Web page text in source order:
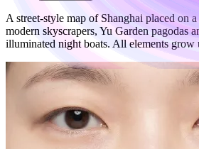
A street-style map of Shanghai placed on
modern skyscrapers, Yu Garden
illuminated night boats. All elements